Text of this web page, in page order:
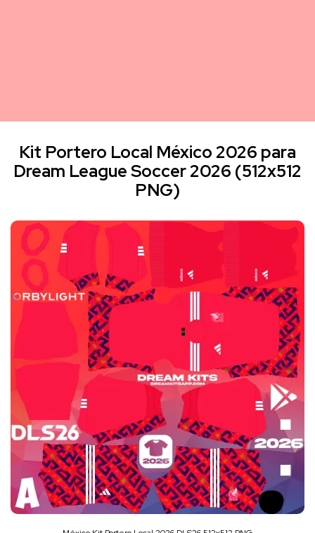
Kit Portero Local México 2026 para
Dream League Soccer 2026 (512x512
PNG)